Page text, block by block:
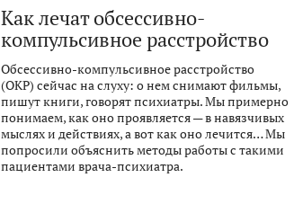
Как лечат обсессивно-
компульсивное расстройство
Обсессивно-компульсивное расстройство
(ОКР) сейчас на слуху: о нем снимают фильмы,
пишут книги, говорят психиатры. Мы примерно
понимаем, как оно проявляется — в навязчивых
мыслях и действиях, а вот как оно лечится… Мы
попросили объяснить методы работы с такими
пациентами врача-психиатра.